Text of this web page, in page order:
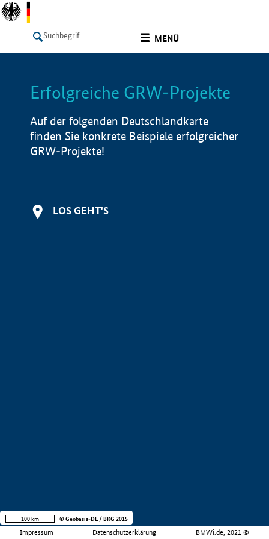
MENÜ
LISTE Info
Erfolgreiche GRW-Projekte
Auf der folgenden Deutschlandkarte
finden Sie konkrete Beispiele erfolgreicher
GRW-Projekte!
LOS GEHT'S
Impressum Datenschutzerklärung BMWi.de, 2021 ©
100 km © Geobasis-DE / BKG 2015